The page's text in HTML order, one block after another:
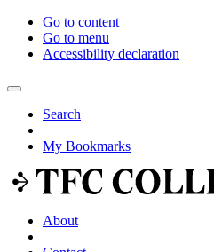
Go to content
Go to menu
Accessibility declaration
Search
My Bookmarks
About